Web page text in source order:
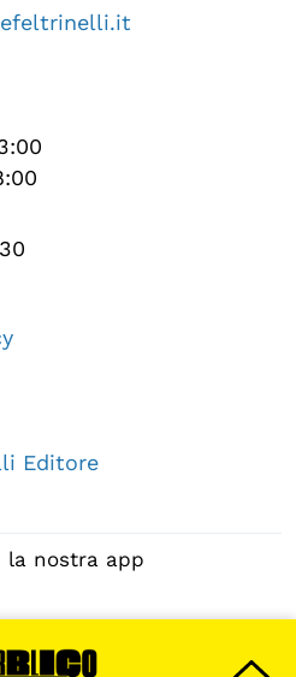
Editore
la nostra app